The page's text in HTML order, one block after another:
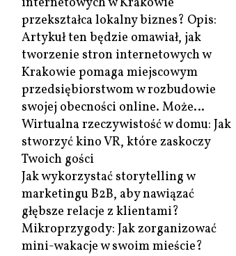
przekształca lokalny biznes? Opis:
Artykuł ten będzie omawiał, jak
tworzenie stron internetowych w
Krakowie pomaga miejscowym
przedsiębiorstwom w rozbudowie
swojej obecności online. Może…
Wirtualna rzeczywistość w domu: Jak
stworzyć kino VR, które zaskoczy
Twoich gości
Jak wykorzystać storytelling w
marketingu B2B, aby nawiązać
głębsze relacje z klientami?
Mikroprzygody: Jak zorganizować
mini-wakacje w swoim mieście?